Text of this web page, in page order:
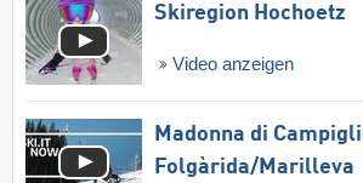
Skiregion Hochoetz
Video anzeigen
Madonna di
Folgàrida/​Marilleva